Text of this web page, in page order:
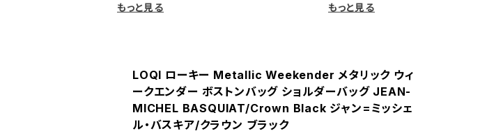
もっと見る
もっと見る
LOQI ローキー Metallic Weekender メタリック ウィ
ークエンダー ボストンバッグ ショルダーバッグ JEAN-
MICHEL BASQUIAT/Crown Black ジャン=ミッシェ
ル・バスキア/クラウン ブラック